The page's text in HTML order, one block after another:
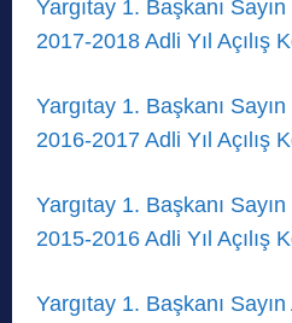
Yargıtay 1. Başkanı
2017-2018 Adli Yıl Açılış
Yargıtay 1. Başkanı
2016-2017 Adli Yıl Açılış
Yargıtay 1. Başkanı
2015-2016 Adli Yıl Açılış
Yargıtay 1. Başkanı